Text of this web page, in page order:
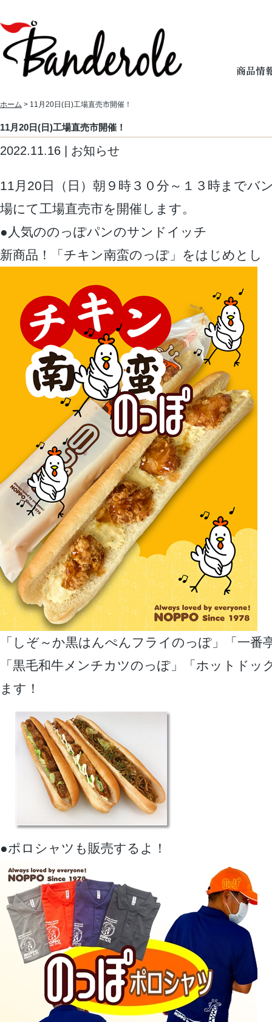
ホーム > 11月20日(日)工場直売市開催！
11月20日(日)工場直売市開催！
2022.11.16 | お知らせ
11月20日（日）朝９時３０分～１３時までバ
場にて工場直売市を開催します。
●人気ののっぽパンのサンドイッチ
新商品！「チキン南蛮のっぽ」をはじめとし
「しぞ～か黒はんぺんフライのっぽ」「一番
「黒毛和牛メンチカツのっぽ」「ホットドッ
ます！
●ポロシャツも販売するよ！